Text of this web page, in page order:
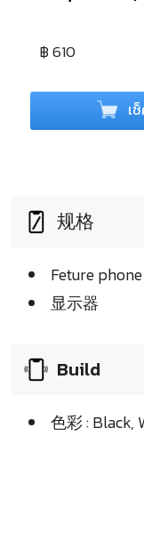
฿ 610
เ
规格
Feture phone
显示器
Build
色彩 : Black,